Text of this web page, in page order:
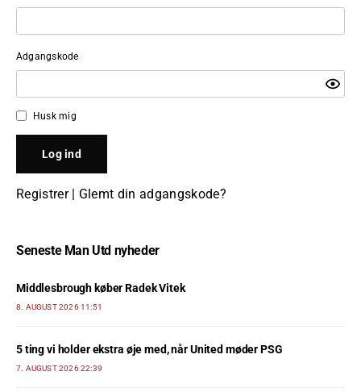
Adgangskode
Husk mig
Registrer| Glemt din adgangskode?
Seneste Man Utd nyheder
Middlesbrough køber Radek Vitek
8. AUGUST 2026 11:51
5 ting vi holder ekstra øje med, når United møder PSG
7. AUGUST 2026 22:39